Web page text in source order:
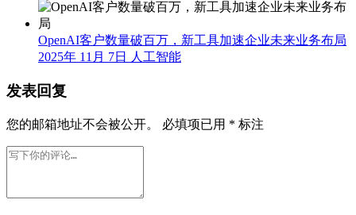
OpenAI客户数量破百万，新工具加速企业未来业务布局
2025年 11月 7日
人工智能
发表回复
您的邮箱地址不会被公开。 必填项已用 * 标注